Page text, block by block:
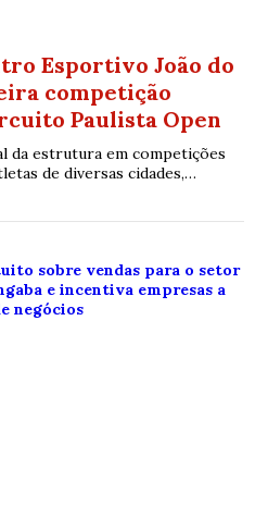
Esportivo João do
competição
Paulista Open
da estrutura em competições
de diversas cidades,